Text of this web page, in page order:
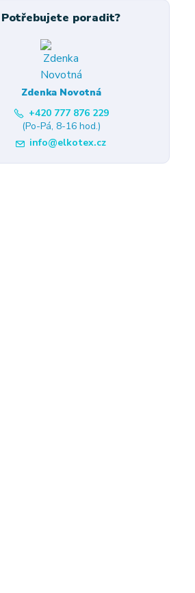
Potřebujete poradit?
Zdenka Novotná
+420 777 876 229
(Po-Pá, 8-16 hod.)
info@elkotex.cz